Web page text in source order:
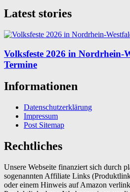
Latest stories
Volksfeste 2026 in Nordrhein-
Termine
Informationen
Datenschutzerklärung
Impressum
Post Sitemap
Rechtliches
Unsere Webseite finanziert sich durch
sogenannten Affiliate Links
oder einem Hinweis auf Amazon